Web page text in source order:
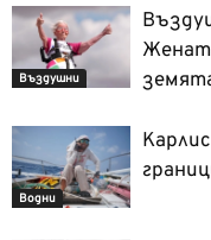
Въздушни
Водни